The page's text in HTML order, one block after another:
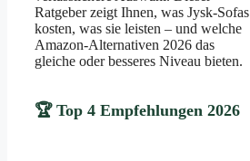
Ratgeber zeigt Ihnen, was Jysk-Sofas
kosten, was sie leisten – und welche
Amazon-Alternativen 2026 das
gleiche oder besseres Niveau bieten.
🏆 Top 4 Empfehlungen 2026